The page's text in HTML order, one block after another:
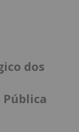
dos